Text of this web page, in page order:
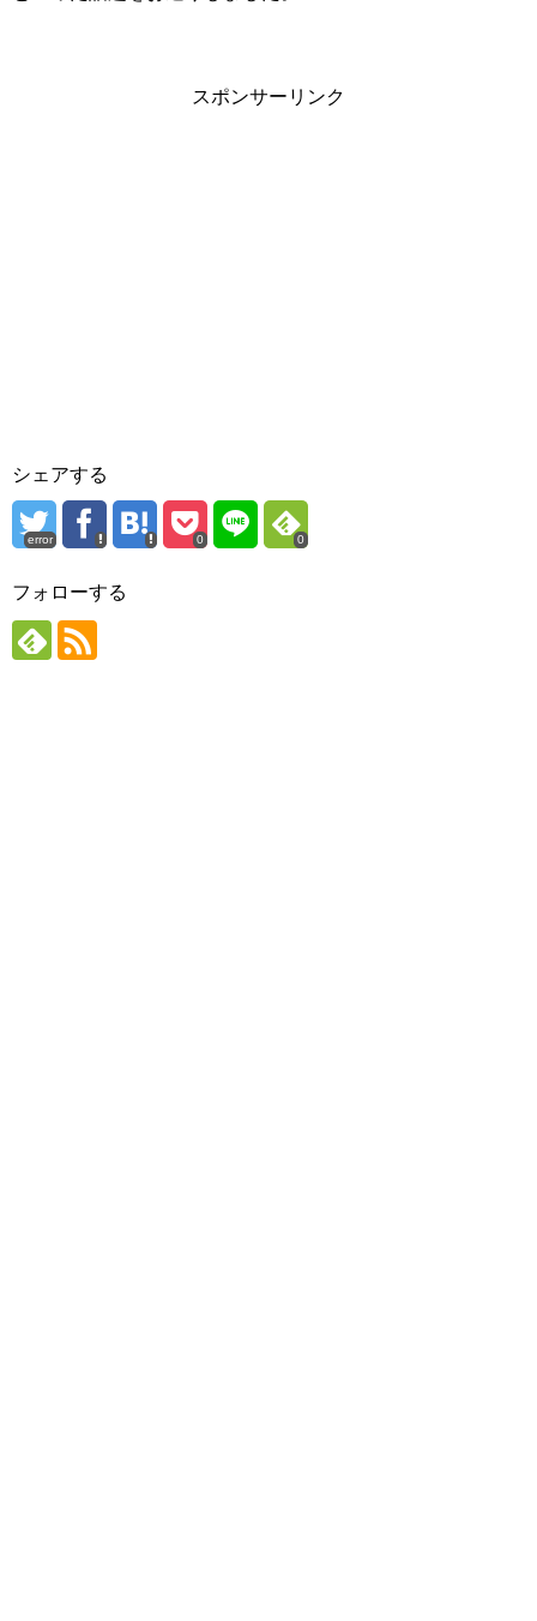
スポンサーリンク
シェアする
error 0 0
フォローする